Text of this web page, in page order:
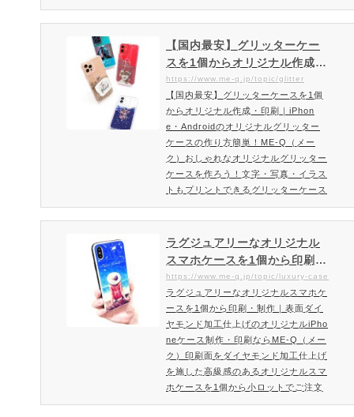
らご注文可能です！角度によってキラ
キラと色が変わるスマホカバー。ホロ
グラムで魅力的なおしゃれスマホケー
スを作成印刷面には光のあたり方で
様々な表情になるオーロラ系のホログ
ケースを作成頂けます。インスタ映え
間違いなしのおしゃれなオリジナ…
【国内最安】グリッターケー
スを1個からオリジナル作成・
印刷｜iPhone・Androidのオ
リジナルグリッターケースの
作り方簡単！ME-Q（メーク）
https://www.me-q.jp/topic/glitter
【国内最安】グリッターケースを1個
からオリジナル作成・印刷｜iPhon
e・Androidのオリジナルグリッター
ケースの作り方簡単！ME-Q（メー
ク）おしゃれなオリジナルグリッター
ケースを作ろう！文字・写真・イラス
トもプリントできるグリッターケース
の特徴！最新モデルiPhoneにも対応
グリッターもぞくぞく登場！他には無
いグリッターカラーの品揃え多数！今
流行りのグリッターケース（カバー）
の印刷・作成は、だれでも簡単オリジ
かせください。16種類のカラー（ラ
メ・サンド）をご用意。1個という小
ロッ…
ラグジュアリーなオリジナル
スマホケースを1個から印刷・
制作｜表面ダイヤモンド加工
仕上げのオリジナルiPhoneケ
ース制作・印刷ならME-Q（メ
ーク）
https://www.me-q.jp/topic/luxury-case
ラグジュアリーなオリジナルスマホケ
ースを1個から印刷・制作｜表面ダイ
ヤモンド加工仕上げのオリジナルiPho
neケース制作・印刷ならME-Q（メー
ク）印刷面をダイヤモンド加工仕上げ
を施した高級感のあるオリジナルスマ
ホケースを1個から小ロットでご注文
可能キラキラしたダイヤモンドテクス